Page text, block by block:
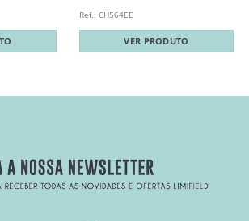
Ref.: CH564EE
VER PRODUTO